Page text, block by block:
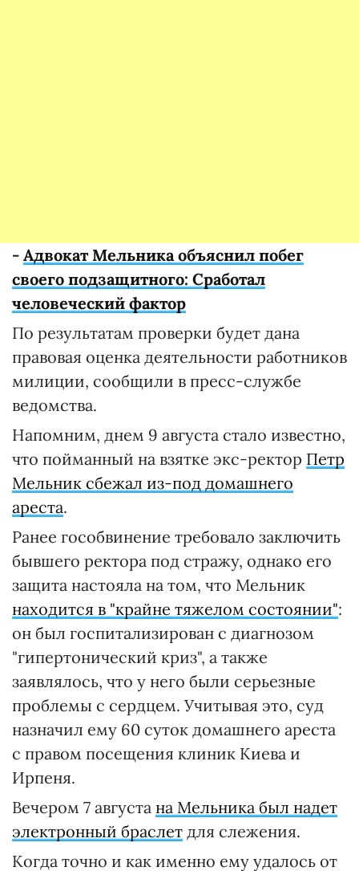
- Адвокат Мельника объяснил побег
своего подзащитного: Сработал
человеческий фактор
По результатам проверки будет дана
правовая оценка деятельности работников
милиции, сообщили в пресс-службе
ведомства.
Напомним, днем 9 августа стало известно,
что пойманный на взятке экс-ректор Петр
Мельник сбежал из-под домашнего
ареста.
Ранее гособвинение требовало заключить
бывшего ректора под стражу, однако его
защита настояла на том, что Мельник
находится в "крайне тяжелом состоянии":
он был госпитализирован с диагнозом
"гипертонический криз", а также
заявлялось, что у него были серьезные
проблемы с сердцем. Учитывая это, суд
назначил ему 60 суток домашнего ареста
с правом посещения клиник Киева и
Ирпеня.
Вечером 7 августа на Мельника был надет
электронный браслет для слежения.
Когда точно и как именно ему удалось от